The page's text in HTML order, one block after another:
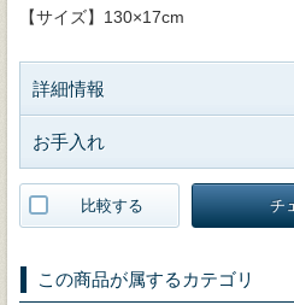
【サイズ】130×17cm
詳細情報
お手入れ
比較する チ
この商品が属するカテゴリ